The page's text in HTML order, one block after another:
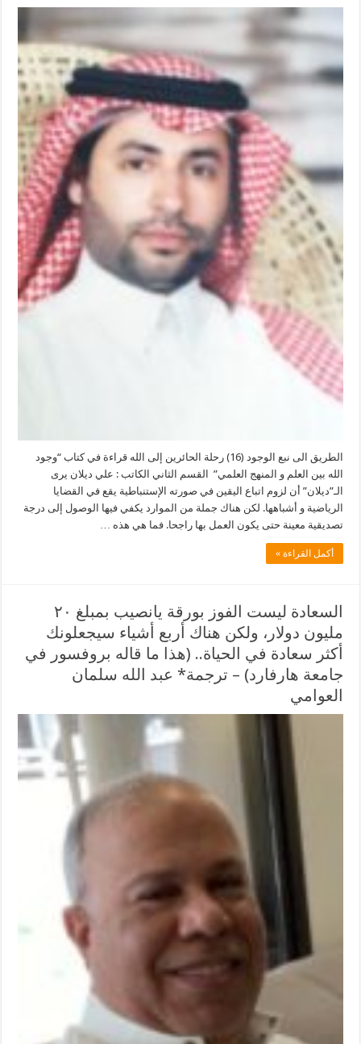
الطريق الى نبع الوجود (16) رحلة الحائرين إلى الله قراءة في كتاب “وجود
الله بين العلم و المنهج العلمي” القسم الثاني الكاتب : علي ديلان يرى
الـ”ديلان” أن لزوم اتباع اليقين في صورته الإستنباطية يقع في القضايا
الرياضية و أشباهها. لكن هناك جملة من الموارد يكفي فيها الوصول إلى درجة
تصديقية معينة حتى يكون العمل بها راجحا. فما هي هذه …
أكمل القراءة »
السعادة ليست الفوز بورقة يانصيب بمبلغ ٢٠
مليون دولار، ولكن هناك أربع أشياء سيجعلونك
أكثر سعادة في الحياة.. (هذا ما قاله بروفسور في
جامعة هارفارد) – ترجمة* عبد الله سلمان
العوامي